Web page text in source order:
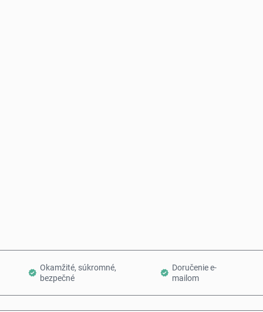
Okamžité, súkromné,
bezpečné
Doručenie e-
mailom